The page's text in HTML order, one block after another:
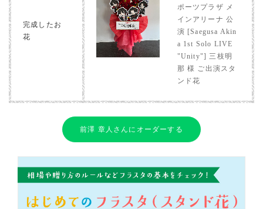
完成したお
花
ポーツプラザ メ
インアリーナ 公
演 [Saegusa Akin
a 1st Solo LIVE
"Unity"] 三枝明
那 様 ご出演スタ
ンド花
前澤 章人さんにオーダーする